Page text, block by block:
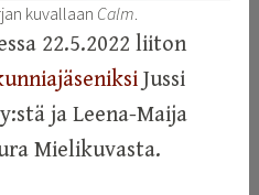
kuvallaan Calm
22.5.2022 liiton
Jussi
ja Leena-Maija
Mielikuvasta.